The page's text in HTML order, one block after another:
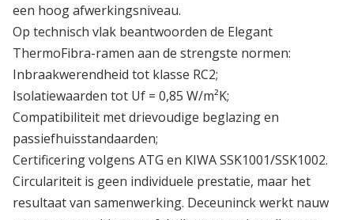
een hoog afwerkingsniveau.
Op technisch vlak beantwoorden de Elegant
ThermoFibra-ramen aan de strengste normen:
Inbraakwerendheid tot klasse RC2;
Isolatiewaarden tot Uf = 0,85 W/m²K;
Compatibiliteit met drievoudige beglazing en
passiefhuisstandaarden;
Certificering volgens ATG en KIWA SSK1001/SSK1002.
Circulariteit is geen individuele prestatie, maar het
resultaat van samenwerking. Deceuninck werkt nauw